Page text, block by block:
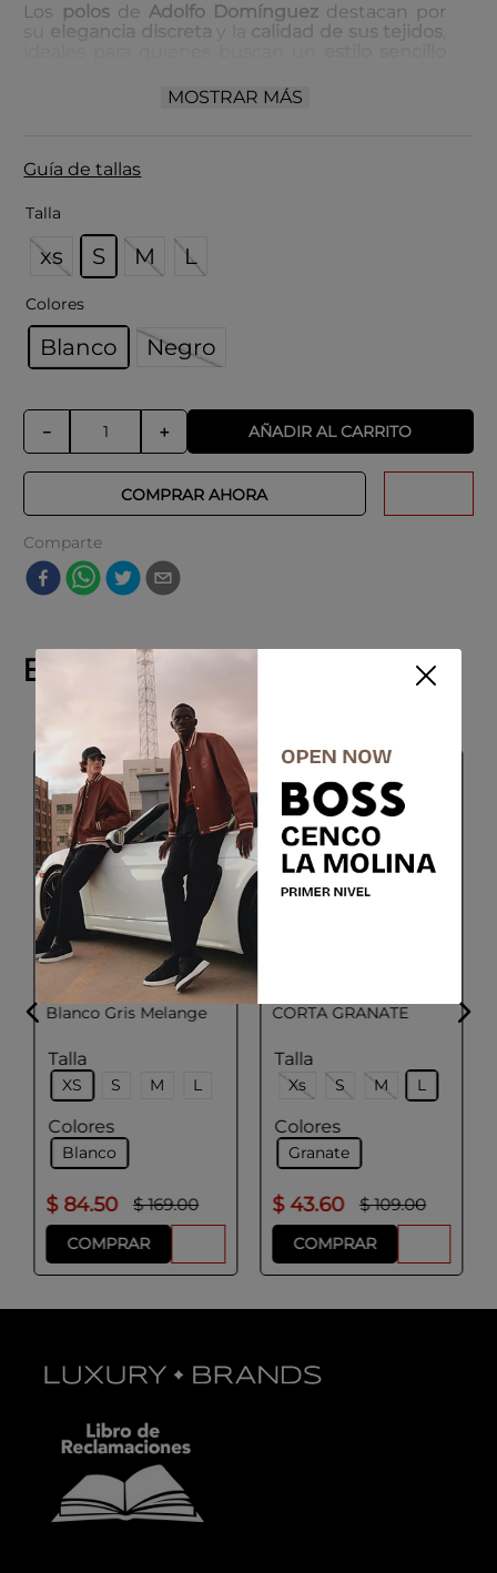
Los polosde Adolfo Domínguezdestacan por
elegancia discreta calidad de sus tejidos
ocasión, ofrecen unajuste impecable
Proteger de la luz directa para mantener
los colores intactos.
MOSTRAR MÁS
Guía de tallas
Talla
xs S M L
Colores
Blanco Negro
＋
－ AÑADIR AL CARRITO
COMPRAR AHORA
Comparte
Explora productos similares
ADOLFO DOMINGUEZ
Polo Mujer Color
Blanco Gris Melange
Talla
XS S M L
Colores
Blanco
$ 84.50 $ 169.00
COMPRAR
SALE
Last Units
CORTA GRANATE
Talla
Xs S M L
Colores
Granate
$ 43.60 $ 109.00
COMPRAR